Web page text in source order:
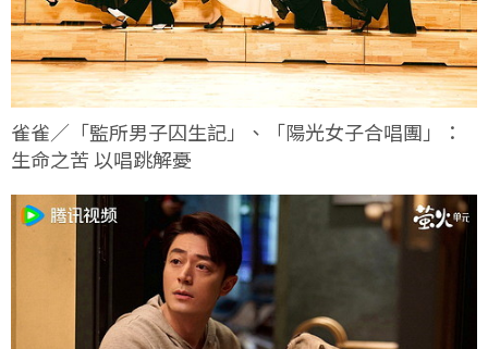
雀雀／「監所男子囚生記」、「陽光女子合唱團」：
生命之苦 以唱跳解憂